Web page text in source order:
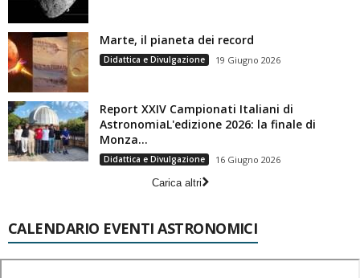
Marte, il pianeta dei record
Didattica e Divulgazione 19 Giugno 2026
Report XXIV Campionati Italiani di
AstronomiaL'edizione 2026: la finale di
Monza...
Didattica e Divulgazione
16 Giugno 2026
Carica altri
CALENDARIO EVENTI ASTRONOMICI